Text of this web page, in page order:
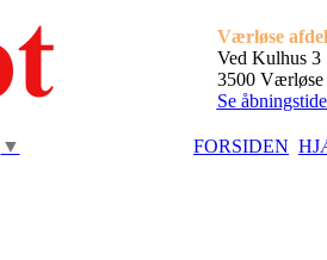
Værløse
Ved Kulhus 3
3500 Værløse
Se
▼ FORSIDEN